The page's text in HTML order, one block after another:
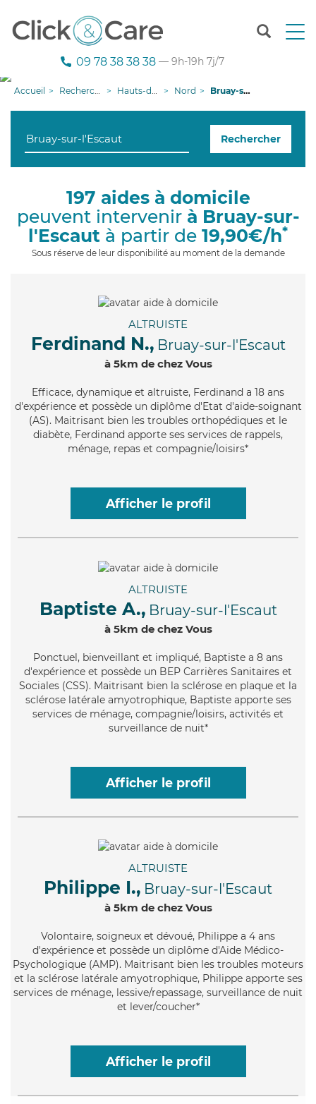
T
n
g
i
09 78 38 38 38 — 9h-19h 7j/7
Accueil Recherche aide à domicile Hauts-de-France Nord Bruay-sur-l'Escaut
Rechercher
197 aides à domicile
peuvent intervenir à Bruay-sur-
l'Escaut à partir de 19,90€/h*
Sous réserve de leur disponibilité au moment de la demande
ALTRUISTE
Ferdinand N., Bruay-sur-l'Escaut
à 5km de chez Vous
Efficace, dynamique et altruiste, Ferdinand a 18 ans
d'expérience et possède un diplôme d'Etat d'aide-soignant
(AS). Maitrisant bien les troubles orthopédiques et le
diabète, Ferdinand apporte ses services de rappels,
ménage, repas et compagnie/loisirs*
Afficher le profil
ALTRUISTE
Baptiste A., Bruay-sur-l'Escaut
à 5km de chez Vous
Ponctuel, bienveillant et impliqué, Baptiste a 8 ans
d'expérience et possède un BEP Carrières Sanitaires et
Sociales (CSS). Maitrisant bien la sclérose en plaque et la
sclérose latérale amyotrophique, Baptiste apporte ses
services de ménage, compagnie/loisirs, activités et
surveillance de nuit*
Afficher le profil
ALTRUISTE
Philippe I., Bruay-sur-l'Escaut
à 5km de chez Vous
Volontaire, soigneux et dévoué, Philippe a 4 ans
d'expérience et possède un diplôme d'Aide Médico-
Psychologique (AMP). Maitrisant bien les troubles moteurs
et la sclérose latérale amyotrophique, Philippe apporte ses
services de ménage, lessive/repassage, surveillance de nuit
et lever/coucher*
Afficher le profil